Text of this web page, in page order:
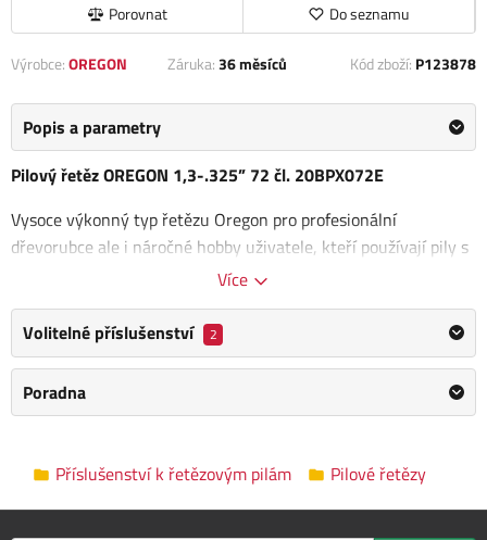
Porovnat Do seznamu
Výrobce:OREGON Záruka:36 měsíců Kód zboží: P123878
Popis a parametry
Pilový řetěz OREGON 1,3-.325” 72 čl. 20BPX072E
Vysoce výkonný typ řetězu Oregon pro profesionální
dřevorubce ale i náročné hobby uživatele, kteří používají pily s
preferují kulatý tvar řezacího zubu
Kulatý tvar zubu je vhodný pro manipulaci, odvětvování,
zpracování palivového dřeva a všude tam, kde potřebujeme
řetěz, kterýnení náchylný ke ztupení. Díky svému kulatému
tvaru řezacího zubu déle drží ostří v porovnání s hranatým
Doporučený průměr pilníku: 4,8 mm
Více
Volitelné příslušenství 2
Poradna
Příslušenství k řetězovým pilám Pilové řetězy